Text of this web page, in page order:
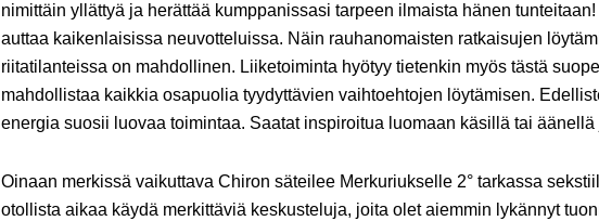
nimittäin yllättyä ja herättää kumppanissasi tarpeen ilmaista hänen
auttaa kaikenlaisissa neuvotteluissa. Näin rauhanomaisten ratkaisujen
riitatilanteissa on mahdollinen. Liiketoiminta hyötyy tietenkin myös tästä
mahdollistaa kaikkia osapuolia tyydyttävien vaihtoehtojen löytämisen.
energia suosii luovaa toimintaa. Saatat inspiroitua luomaan käsillä tai äänellä
Oinaan merkissä vaikuttava Chiron säteilee Merkuriukselle 2° tarkassa
otollista aikaa käydä merkittäviä keskusteluja, joita olet aiemmin lykännyt